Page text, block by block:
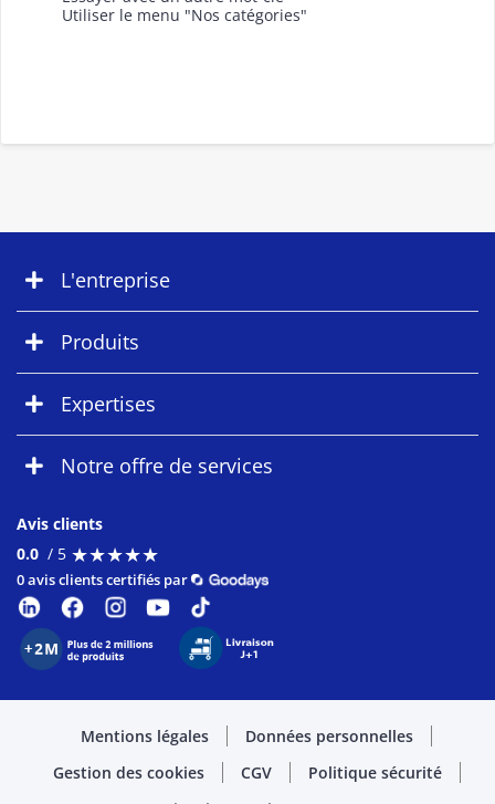
Utiliser le menu "Nos catégories"
L'entreprise
Produits
Expertises
Notre offre de services
Avis clients
0.0 / 5 ★★★★★
★★★★★
0 avis clients certifiés par
Mentions légales
Données personnelles
Gestion des cookies
CGV
Politique sécurité